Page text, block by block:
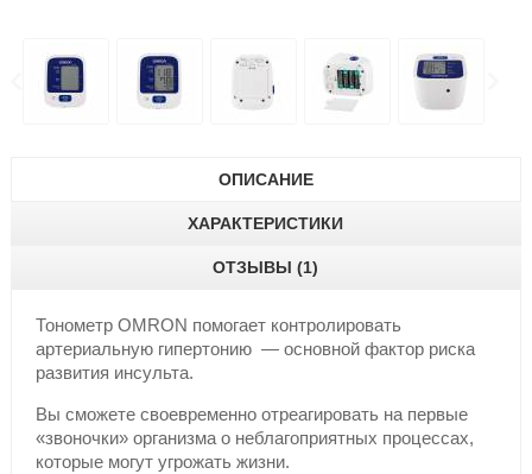
ОПИСАНИЕ
ХАРАКТЕРИСТИКИ
ОТЗЫВЫ (1)
Тонометр OMRON помогает контролировать
артериальную гипертонию — основной фактор риска
развития инсульта.
Вы сможете своевременно отреагировать на первые
«звоночки» организма о неблагоприятных процессах,
которые могут угрожать жизни.